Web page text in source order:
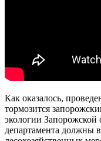
Как оказалось,
тормозится
экологии Запорожской
департамента должны